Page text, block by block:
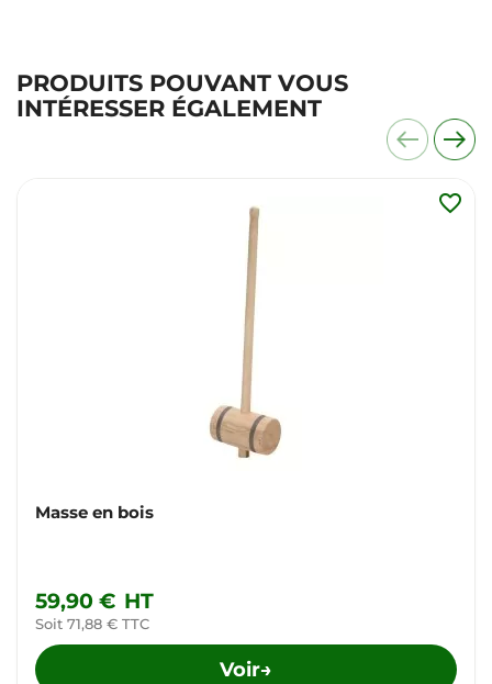
PRODUITS POUVANT VOUS
INTÉRESSER ÉGALEMENT
Masse en bois
59,90 € HT
Soit 71,88 € TTC
Voir→
favorite_border